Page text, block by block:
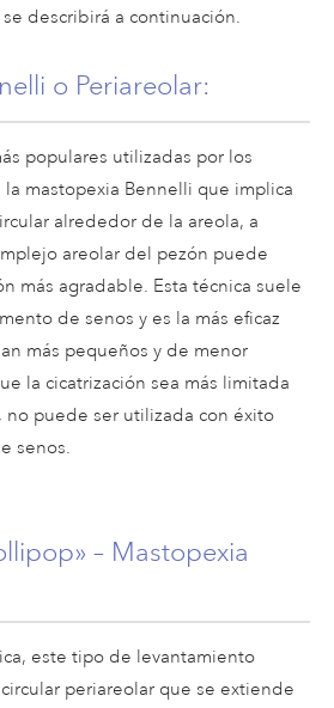
describirá a continuación.
o Periareolar:
populares utilizadas por los
la mastopexia Bennelli que implica
alrededor de la areola, a
areolar del pezón puede
más agradable. Esta técnica suele
de senos y es la más eficaz
más pequeños y de menor
la cicatrización sea más limitada
no puede ser utilizada con éxito
senos.
– Mastopexia
este tipo de levantamiento
periareolar que se extiende